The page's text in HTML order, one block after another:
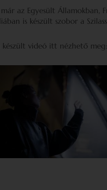
az Egyesült Államokban,
is készült szobor a
videó itt nézhető meg: